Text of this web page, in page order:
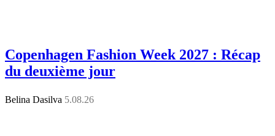
Copenhagen Fashion Week 2027 : Récap
du deuxième jour
Belina Dasilva 5.08.26